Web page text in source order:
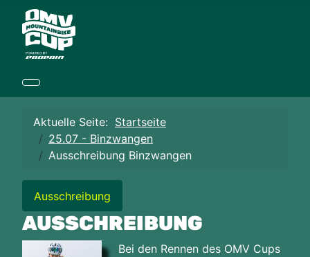
Aktuelle Seite: Startseite
25.07 - Binzwangen
Ausschreibung Binzwangen
Ausschreibung
AUSSCHREIBUNG
Bei den Rennen des OMV Cups